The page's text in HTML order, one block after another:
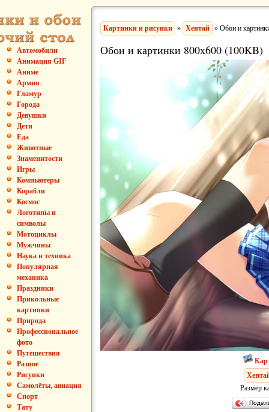
Автомобили
Анимация GIF
Аниме
Армия
Гламур
Города
Девушки
Дети
Еда
Животные
Знаменитости
Игры
Компьютеры
Корабли
Космос
Логотипы и
символы
Мотоциклы
Мужчины
Наука и техника
Популярная
механика
Праздники
Прикольные
картинки
Природа
Профессиональное
фото
Путешествия
Разное
Рисунки
Самолёты, авиация
Спорт
Тату
Картинки и рисунки » Хентай » Обои и
Обои и картинки 800x600 (100KB)
Размер